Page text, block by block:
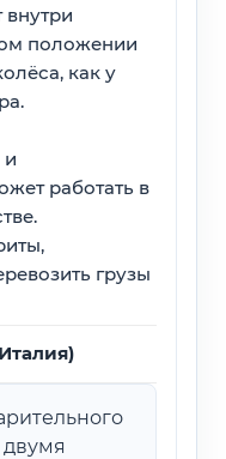
положении
как у
и
работать в
грузы